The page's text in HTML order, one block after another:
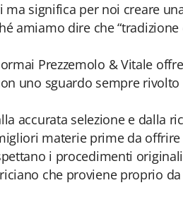
significa per noi creare
amiamo dire che “tradizione
Prezzemolo & Vitale
uno sguardo sempre rivolto
accurata selezione e dalla
materie prime da
i procedimenti
che proviene proprio